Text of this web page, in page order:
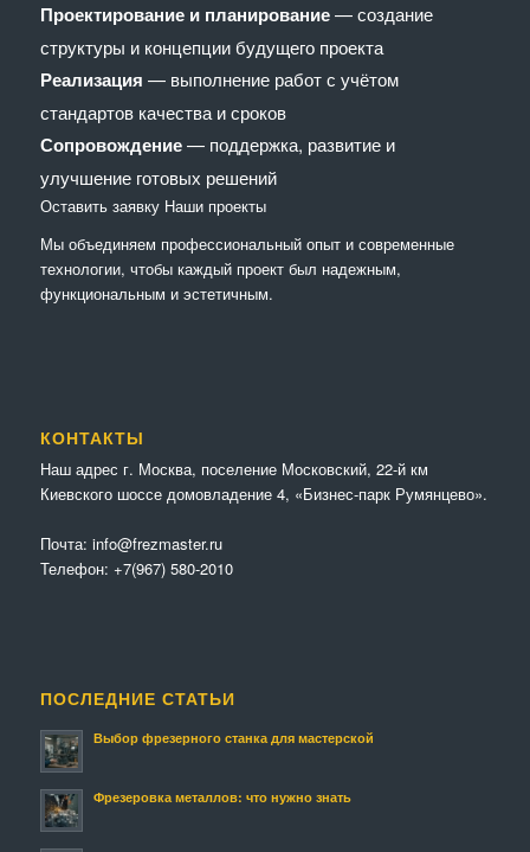
Проектирование и планирование— создание
структуры и концепции будущего проекта
Реализация — выполнение работ с учётом
стандартов качества и сроков
Сопровождение— поддержка, развитие и
улучшение готовых решений
Оставить заявку Наши проекты
Мы объединяем профессиональный опыт и современные
технологии, чтобы каждый проект был надежным,
функциональным и эстетичным.
КОНТАКТЫ
Наш адрес г. Москва, поселение Московский, 22-й км
Киевского шоссе домовладение 4, «Бизнес-парк Румянцево».
Почта: info@frezmaster.ru
Телефон: +7(967) 580-2010
ПОСЛЕДНИЕ СТАТЬИ
Выбор фрезерного станка для мастерской
Фрезеровка металлов: что нужно знать